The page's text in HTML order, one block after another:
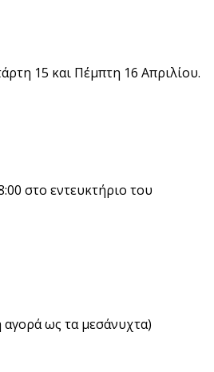
15 και Πέμπτη 16 Απριλίου.
στο εντευκτήριο του
ως τα μεσάνυχτα)